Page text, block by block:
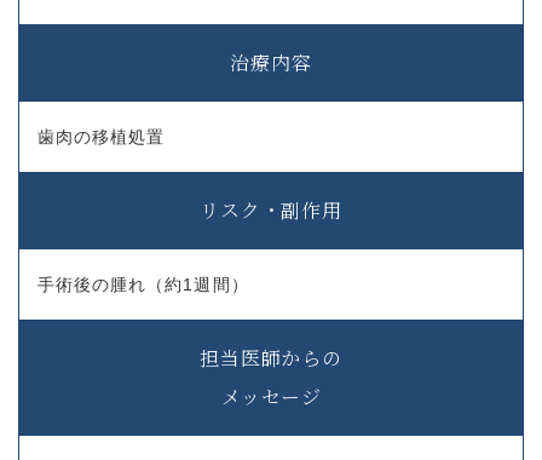
治療内容
歯肉の移植処置
リスク・副作用
手術後の腫れ（約1週間）
担当医師からの
メッセージ